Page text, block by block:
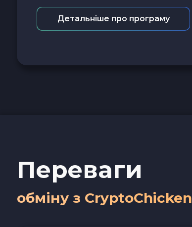
Детальніше про програму
Переваги
обміну з CryptoChicken